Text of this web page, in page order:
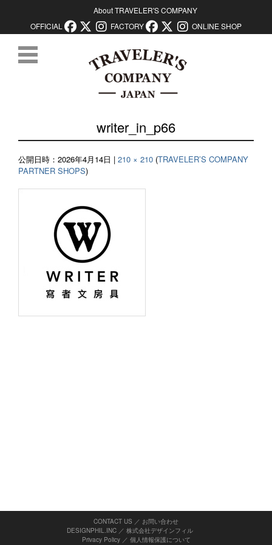
About TRAVELER'S COMPANY
OFFICIAL
FACTORY ONLINE SHOP
writer_in_p66
公開日時： 2026年4月14日 | 210 × 210 (TRAVELER’S COMPANY
PARTNER SHOPS)
CONTACT US ／ お問い合わせ
DESIGNPHIL.INC ／ 株式会社デザインフィル
Privacy Policy／ 個人情報保護について